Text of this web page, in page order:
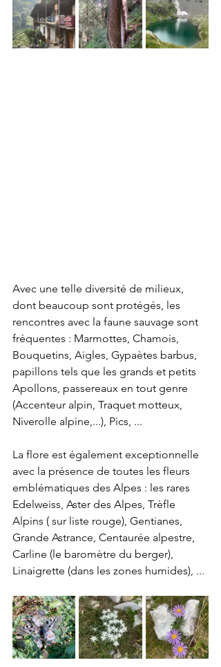
Avec une telle diversité de milieux,
dont beaucoup sont protégés, les
rencontres avec la faune sauvage sont
fréquentes : Marmottes, Chamois,
Bouquetins, Aigles, Gypaètes barbus,
papillons tels que les grands et petits
Apollons, passereaux en tout genre
(Accenteur alpin, Traquet motteux,
Niverolle alpine,...), Pics, ...
La flore est également exceptionnelle
avec la présence de toutes les fleurs
emblématiques des Alpes : les rares
Edelweiss, Aster des Alpes, Trèfle
Alpins ( sur liste rouge), Gentianes,
Grande Astrance, Centaurée alpestre,
Carline (le baromètre du berger),
Linaigrette (dans les zones humides), ...